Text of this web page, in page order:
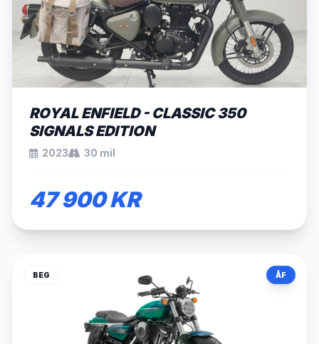
ROYAL ENFIELD - CLASSIC 350
SIGNALS EDITION
2023 30 mil
47 900 KR
BEG ÅF